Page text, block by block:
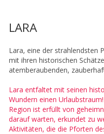
LARA
Lara, eine der strahlendsten
mit ihren historischen
atemberaubenden,
Lara entfaltet mit seinen
Wundern einen
Region ist erfüllt von
darauf warten, erkundet zu
Aktivitäten, die die Pforten